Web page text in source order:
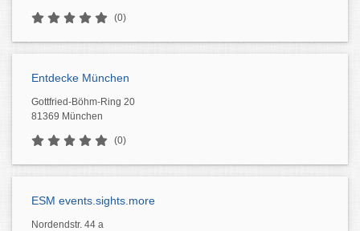
(0)
Entdecke München
Gottfried-Böhm-Ring 20
81369 München
(0)
ESM events.sights.more
Nordendstr. 44 a